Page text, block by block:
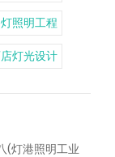
照明工程
灯光设计
(灯港照明工业